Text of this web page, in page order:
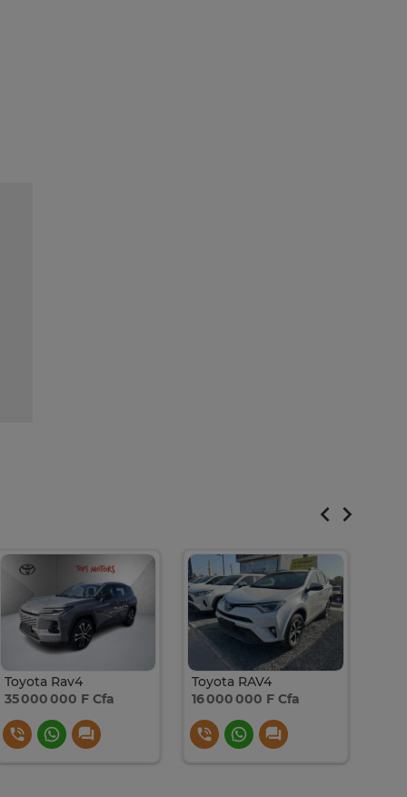
Toyota Rav4
35 000 000 F Cfa
Toyota RAV4
16 000 000 F Cfa